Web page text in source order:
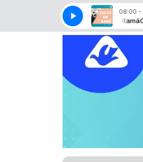
08:00 -
Bussinger - Comunidade Ramá CULTO